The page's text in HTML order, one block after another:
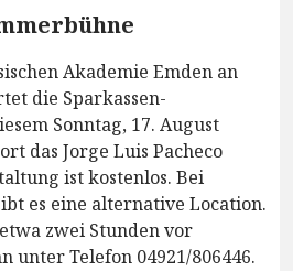
Akademie Emden an
die Sparkassen-
Sonntag, 17. August
das Jorge Luis Pacheco
ist kostenlos. Bei
es eine alternative Location.
zwei Stunden vor
unter Telefon 04921/806446.